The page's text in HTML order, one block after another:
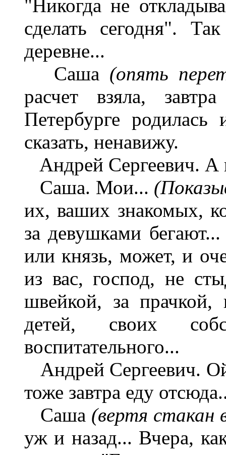
"Никогда не
сделать сегодня".
деревне...
Саша (опять
расчет взяла,
Петербурге
сказать, ненавижу.
Андрей Сергеевич. А
Саша. Мои...
их, ваших знакомых,
за девушками
или князь, может, и
из вас, господ, не
швейкой, за прачкой,
детей, своих
воспитательного...
Андрей Сергеевич.
тоже завтра еду
Саша (вертя стакан
уж и назад... Вчера,